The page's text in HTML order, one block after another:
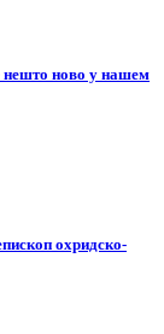
нешто ново у нашем
охридско-